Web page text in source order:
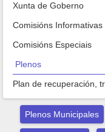
Xunta de Goberno
Comisións Informativas
Comisións Especiais
Plenos
Plan de recuperación,
Plenos Municipales